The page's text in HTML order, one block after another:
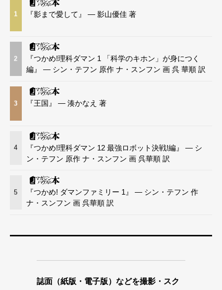
1 『影まで愛して』 — 影山優佳 著
2
『つかめ!理科ダマン 1 「科学のキホン」が身につく
編』 — シン・テフン 原作 ナ・スンフン 画 呉 華順 訳
3 『王国』 — 湊かなえ 著
4
『つかめ!理科ダマン 12 最強ロボット決戦!編』 — シ
ン・テフン 原作 ナ・スンフン 画 呉華順 訳
5
『つかめ! ダマンファミリー 1』 — シン・テフン 作
ナ・スンフン 画 呉華順 訳
誌面（紙版・電子版）などを撮影・スク